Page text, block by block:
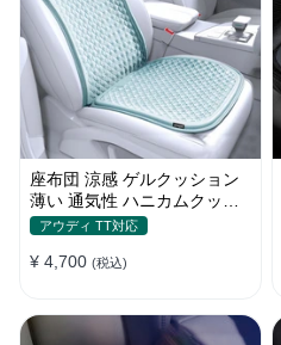
座布団 涼感 ゲルクッション
薄い 通気性 ハニカムクッシ
ョン 四季通用 おすすめ
アウディ TT対応
¥ 4,700 (税込)